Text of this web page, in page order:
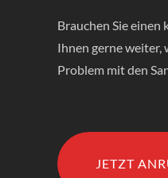
Brauchen Sie
Ihnen gerne weiter,
Problem mit den
JETZT